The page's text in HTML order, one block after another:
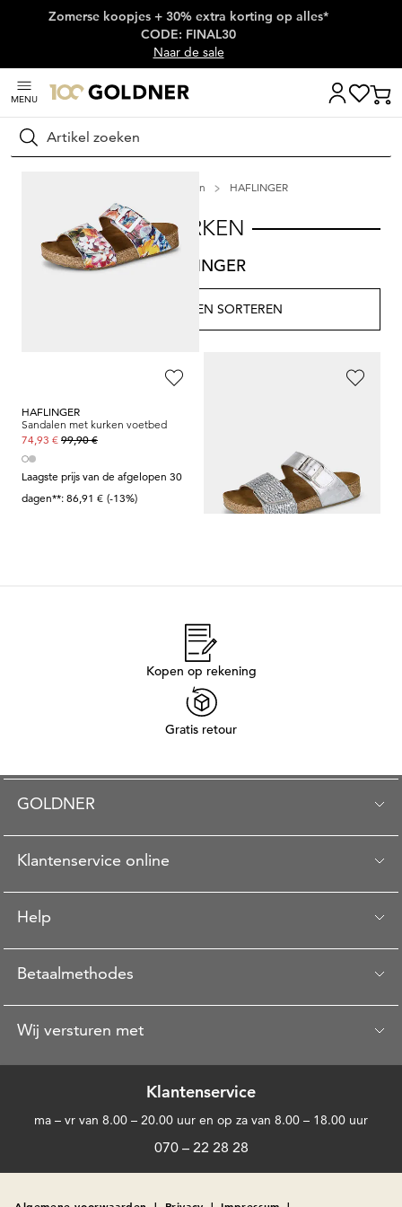
Skip naar hoofdinhoud
Zomerse koopjes + 30% extra korting op alles*
CODE: FINAL30
Naar de sale
MENU
Zoeken
Merken HAFLINGER
MERKEN
HAFLINGER
FILTEREN EN SORTEREN
HAFLINGER
Sandalen met kurken voetbed
74,93 € 99,90 €
Laagste prijs van de afgelopen 30
dagen**: 86,91 € (-13%)
Laagste prijs van de afgelopen 30
dagen**: 59,94 € (-8%)
Kopen op rekening
Gratis retour
GOLDNER
Klantenservice online
Help
Betaalmethodes
Wij versturen met
Klantenservice
ma – vr van 8.00 – 20.00 uur en op za van 8.00 – 18.00 uur
070 – 22 28 28